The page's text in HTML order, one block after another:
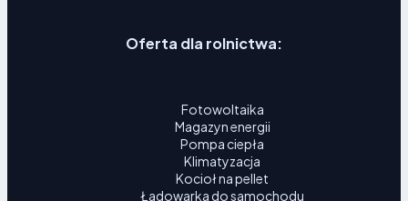
Oferta dla rolnictwa:
Fotowoltaika
Magazyn energii
Pompa ciepła
Klimatyzacja
Kocioł na pellet
Ładowarka do samochodu